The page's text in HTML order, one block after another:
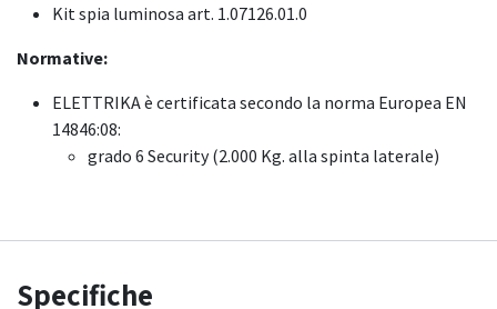
Kit spia luminosa art. 1.07126.01.0
Normative:
ELETTRIKA è certificata secondo la norma Europea EN
14846:08:
grado 6 Security (2.000 Kg. alla spinta laterale)
Specifiche